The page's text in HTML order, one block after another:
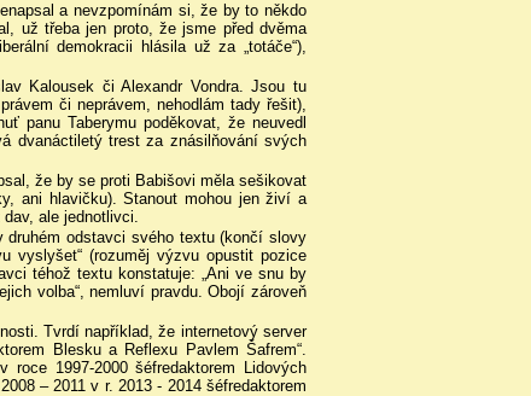
a nevzpomínám si, že by to někdo
už třeba jen proto, že jsme před dvěma
demokracii hlásila už za „totáče“),
Kalousek či Alexandr Vondra. Jsou tu
či neprávem, nehodlám tady řešit),
panu Taberymu poděkovat, že neuvedl
dvanáctiletý trest za znásilňování svých
že by se proti Babišovi měla sešikovat
ani hlavičku). Stanout mohou jen živí a
ale jednotlivci.
odstavci svého textu (končí slovy
vyslyšet“ (rozuměj výzvu opustit pozice
téhož textu konstatuje: „Ani ve snu by
volba“, nemluví pravdu. Obojí zároveň
Tvrdí například, že internetový server
Blesku a Reflexu Pavlem Šafrem“.
roce 1997-2000 šéfredaktorem Lidových
– 2011 v r. 2013 - 2014 šéfredaktorem